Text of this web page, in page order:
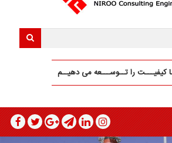
کیفیـــت را تــوســـعه می دهیــم